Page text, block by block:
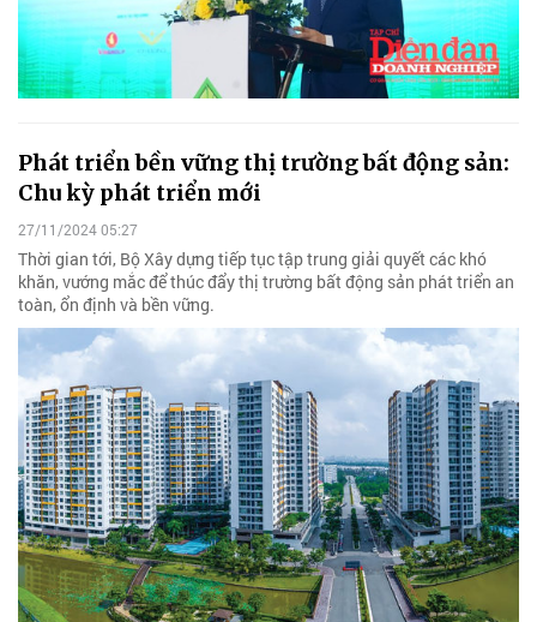
Phát triển bền vững thị trường bất động sản:
Chu kỳ phát triển mới
27/11/2024 05:27
Thời gian tới, Bộ Xây dựng tiếp tục tập trung giải quyết các khó
khăn, vướng mắc để thúc đẩy thị trường bất động sản phát triển an
toàn, ổn định và bền vững.